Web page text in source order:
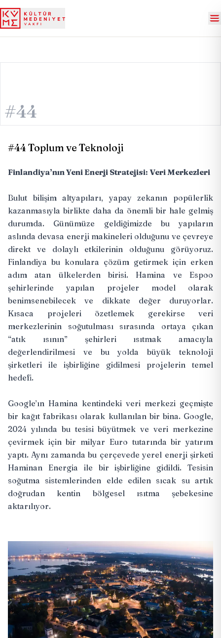
#44
#44 Toplum ve Teknoloji
Finlandiya’nın Yeni Enerji Stratejisi: Veri Merkezleri
Bulut bilişim altyapıları, yapay zekanın popülerlik
kazanmasıyla birlikte daha da önemli bir hale gelmiş
durumda. Günümüze geldiğimizde bu yapıların
aslında devasa enerji makineleri olduğunu ve çevreye
direkt ve dolaylı etkilerinin olduğunu görüyoruz.
Finlandiya bu konulara çözüm getirmek için erken
adım atan ülkelerden birisi. Hamina ve Espoo
şehirlerinde yapılan projeler model olarak
benimsenebilecek ve dikkate değer duruyorlar.
Kısaca projeleri özetlemek gerekirse veri
merkezlerinin soğutulması sırasında ortaya çıkan
“atık ısının” şehirleri ısıtmak amacıyla
değerlendirilmesi ve bu yolda büyük teknoloji
şirketleri ile işbirliğine gidilmesi projelerin temel
hedefi.
Google’ın Hamina kentindeki veri merkezi geçmişte
bir kağıt fabrikası olarak kullanılan bir bina. Google,
2024 yılında bu tesisi büyütmek ve veri merkezine
çevirmek için bir milyar Euro tutarında bir yatırım
yaptı. Aynı zamanda bu çerçevede yerel enerji şirketi
Haminan Energia ile bir işbirliğine gidildi. Tesisin
soğutma sistemlerinden elde edilen sıcak su artık
doğrudan kentin bölgesel ısıtma şebekesine
aktarılıyor.